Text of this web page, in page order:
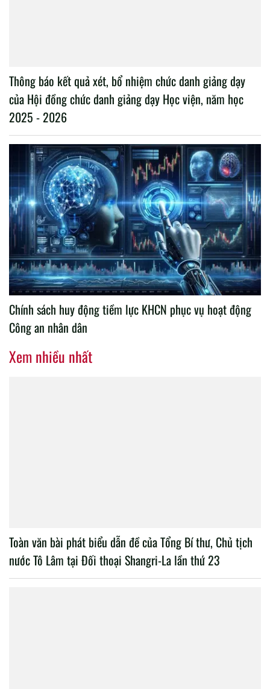
Thông báo kết quả xét, bổ nhiệm chức danh giảng dạy
của Hội đồng chức danh giảng dạy Học viện, năm học
2025 - 2026
Chính sách huy động tiềm lực KHCN phục vụ hoạt động
Công an nhân dân
Xem nhiều nhất
Toàn văn bài phát biểu dẫn đề của Tổng Bí thư, Chủ tịch
nước Tô Lâm tại Đối thoại Shangri-La lần thứ 23